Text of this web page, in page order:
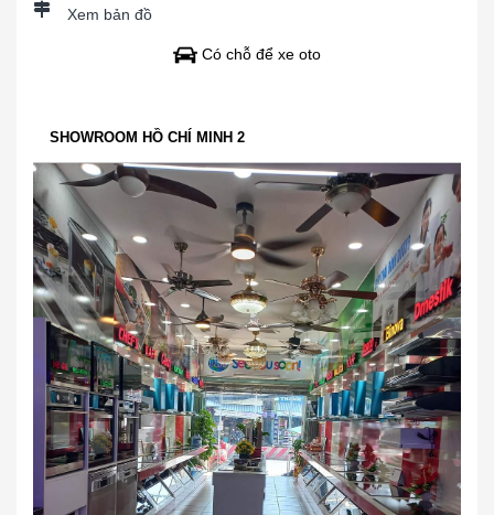
Xem bản đồ
Có chỗ để xe oto
SHOWROOM HỒ CHÍ MINH 2